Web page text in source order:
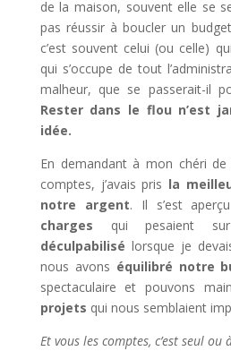
de la maison, souvent elle se
pas réussir à boucler un
c’est souvent celui (ou celle)
qui s’occupe de tout
malheur, que se passerait-il
Rester dans le flou n’est
idée.
En demandant à mon chéri de
comptes, j’avais pris la
notre argent. Il s’est
charges qui pesaient
déculpabilisé lorsque je
nous avons équilibré notre
spectaculaire et pouvons
projets qui nous semblaient
Et vous les comptes, c’est seul ou